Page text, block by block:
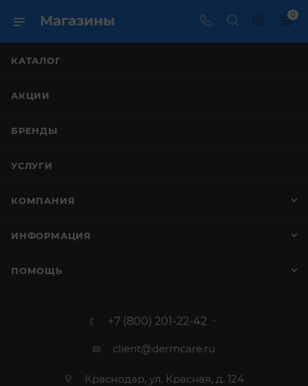
Магазины 0
КАТАЛОГ
АКЦИИ
БРЕНДЫ
УСЛУГИ
КОМПАНИЯ
ИНФОРМАЦИЯ
ПОМОЩЬ
+7 (800) 201-22-42
client@dermcare.ru
Краснодар, ул. Красная, д. 124